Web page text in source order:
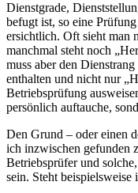
Dienstgrade,
befugt ist, so eine
ersichtlich. Oft sieht man
manchmal steht noch
muss aber den
enthalten und nicht nur
Betriebsprüfung
persönlich auftauche,
Den Grund – oder einen
ich inzwischen gefunden
Betriebsprüfer und
sein. Steht